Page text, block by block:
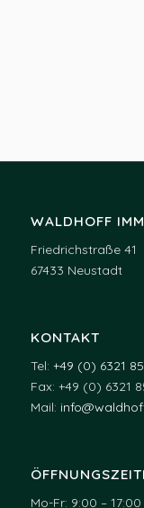
WALDHOFF
Friedrichstraße 41
67433 Neustadt
KONTAKT
Tel: +49 (0) 6321
Fax: +49 (0) 6321
Mail:
Mo-Fr: 9:00 –